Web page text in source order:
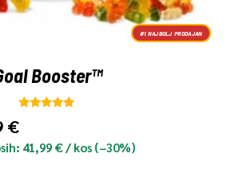
#1 NAJBOLJ PRODAJAN
Booster™
€
41,99 € / kos (−30%)